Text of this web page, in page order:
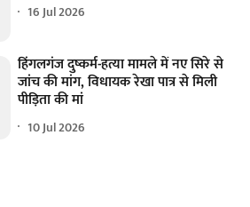
16 Jul 2026
हिंगलगंज दुष्कर्म-हत्या मामले में नए सिरे से
जांच की मांग, विधायक रेखा पात्र से मिली
पीड़िता की मां
10 Jul 2026